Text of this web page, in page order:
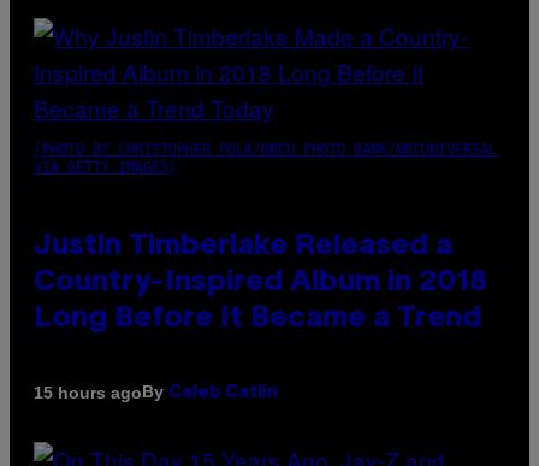
(PHOTO BY CHRISTOPHER POLK/NBCU PHOTO BANK/NBCUNIVERSAL
VIA GETTY IMAGES)
Justin Timberlake Released a
Country-Inspired Album in 2018
Long Before It Became a Trend
15 hours agoBy Caleb Catlin